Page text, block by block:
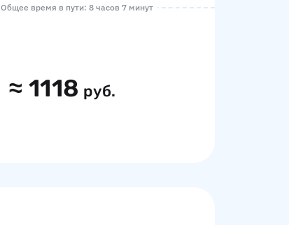
Общее время в пути: 8 часов 7 минут
≈1118 руб.